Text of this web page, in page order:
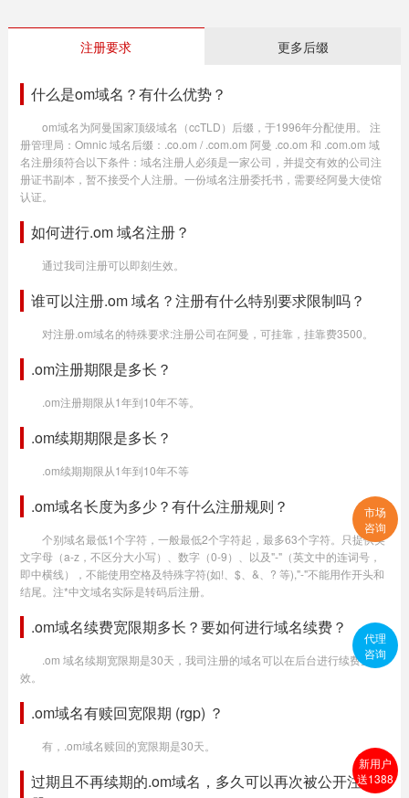
注册要求 更多后缀
什么是om域名？有什么优势？
om域名为阿曼国家顶级域名（ccTLD）后缀，于1996年分配使用。 注
册管理局：Omnic 域名后缀：.co.om / .com.om 阿曼 .co.om 和 .com.om 域
名注册须符合以下条件：域名注册人必须是一家公司，并提交有效的公司注
册证书副本，暂不接受个人注册。一份域名注册委托书，需要经阿曼大使馆
认证。
如何进行.om 域名注册？
通过我司注册可以即刻生效。
谁可以注册.om 域名？注册有什么特别要求限制吗？
对注册.om域名的特殊要求:注册公司在阿曼，可挂靠，挂靠费3500。
.om注册期限是多长？
.om注册期限从1年到10年不等。
.om续期期限是多长？
.om续期期限从1年到10年不等
.om域名长度为多少？有什么注册规则？
个别域名最低1个字符，一般最低2个字符起，最多63个字符。只提供英
文字母（a-z，不区分大小写）、数字（0-9）、以及"-"（英文中的连词号，
即中横线），不能使用空格及特殊字符(如!、$、&、? 等),"-"不能用作开头和
结尾。注*中文域名实际是转码后注册。
.om域名续费宽限期多长？要如何进行域名续费？
.om 域名续期宽限期是30天，我司注册的域名可以在后台进行续费生
效。
.om域名有赎回宽限期 (rgp) ？
有，.om域名赎回的宽限期是30天。
过期且不再续期的.om域名，多久可以再次被公开注
市场
咨询
代理
咨询
新用户
送1388